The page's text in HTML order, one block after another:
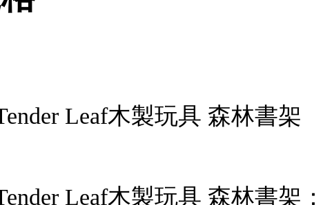
Leaf木製玩具 森林書架
Leaf木製玩具 森林書